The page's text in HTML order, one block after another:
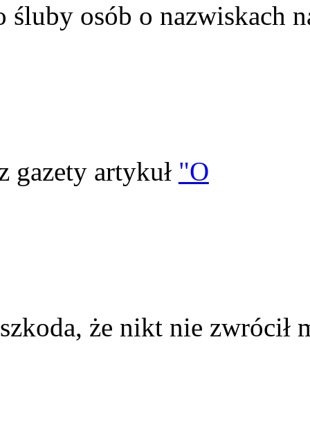
śluby osób o nazwiskach
gazety artykuł "O
że nikt nie zwrócił